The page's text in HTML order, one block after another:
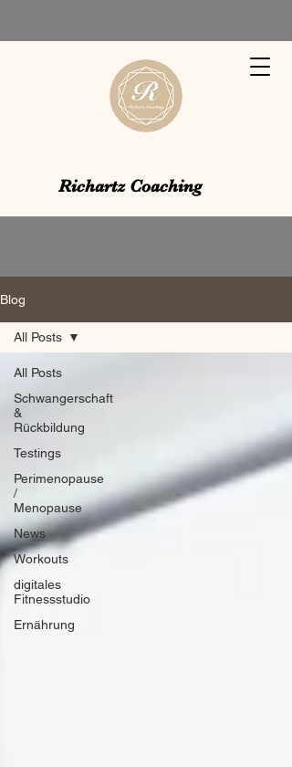
Richartz Coaching
Blog
All Posts
Schwangerschaft
&
Rückbildung
Testings
Perimenopause
/
Menopause
News
Workouts
digitales
Fitnessstudio
Ernährung
All Posts